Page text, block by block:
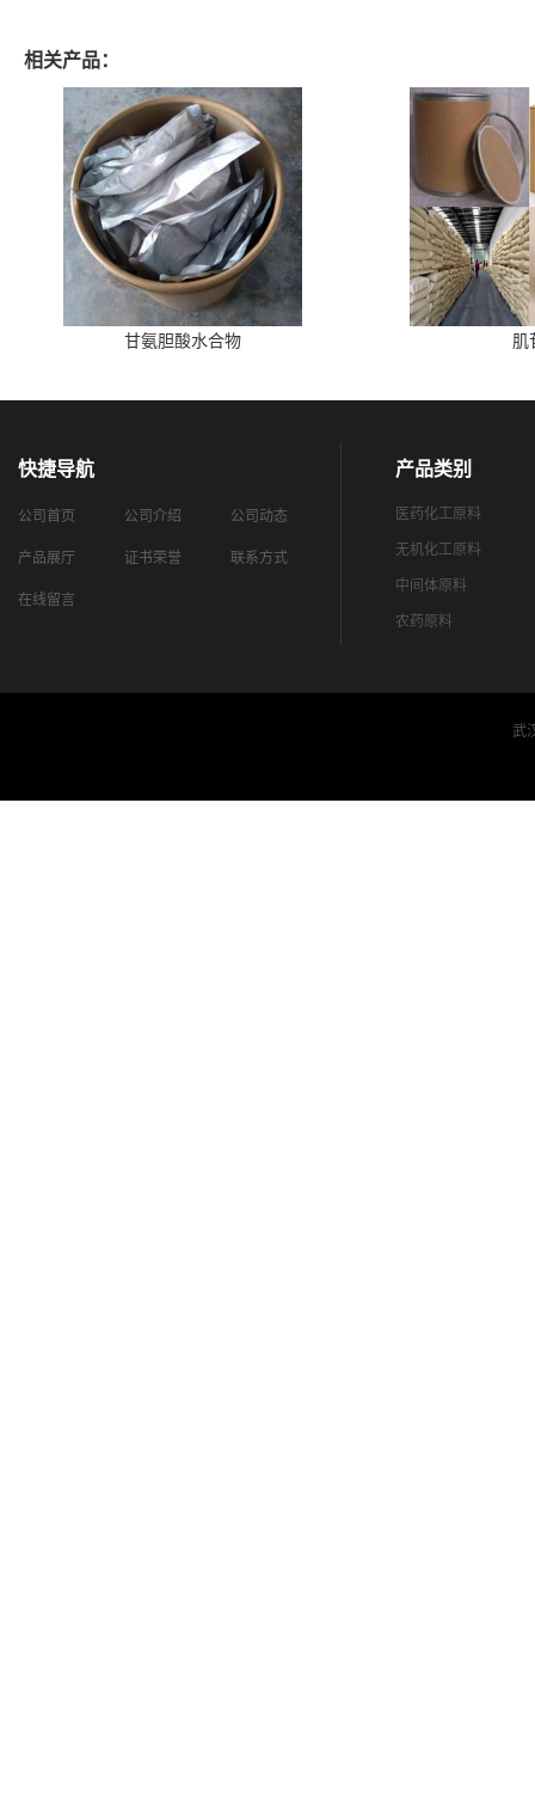
相关产品：
甘氨胆酸水合物 肌
快捷导航
公司首页 公司介绍 公司动态
产品展厅 证书荣誉 联系方式
在线留言
产品类别
医药化工原料
无机化工原料
中间体原料
农药原料
武